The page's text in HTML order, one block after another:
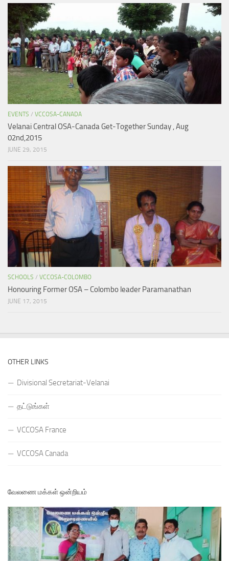
EVENTS / VCCOSA-CANADA
Velanai Central OSA-Canada Get-Together Sunday , Aug
02nd,2015
JUNE 29, 2015
SCHOOLS / VCCOSA-COLOMBO
Honouring Former OSA – Colombo leader Paramanathan
JUNE 17, 2015
OTHER LINKS
Divisional Secretariat-Velanai
தட்டுங்கள்
VCCOSA France
VCCOSA Canada
வேலணை மக்கள் ஒன்றியம்